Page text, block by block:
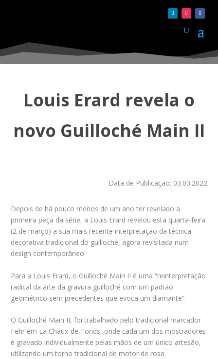
Louis Erard revela o
novo Guilloché Main II
Data de Publicação: 03.03.2022
Depois de há pouco menos de um ano ter revelado a
primeira peça da série, a Louis Erard revelou esta quarta-feira
(2 de março) a sua mais recente interpretação da técnica
decorativa tradicional do guilloché, agora revisitada num
design contemporâneo.
Para a Louis Erard, o Guilloché Main II é uma “reinterpretação
radical da arte da gravura guilloché com um padrão
geométrico sem precedentes que evoca um diamante”.
O Guilloché Main II, foi trabalhado pelo tradicional marcador
Fehr em La Chaux-de-Fonds, onde cada um dos mostradores
é gravado individualmente pelas mãos de um único artesão,
utilizando um torno tradicional de motor de rosa.